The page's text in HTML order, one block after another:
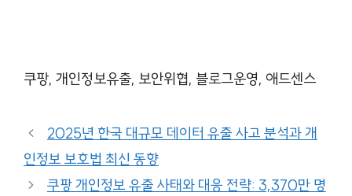
쿠팡, 개인정보유출, 보안위협, 블로그운영, 애드센스
2025년 한국 대규모 데이터 유출 사고 분석과 개
인정보 보호법 최신 동향
쿠팡 개인정보 유출 사태와 대응 전략: 3,370만 명